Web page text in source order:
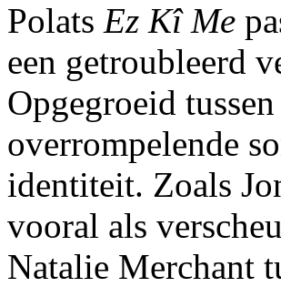
Polats Ez Kî Me
een getroubleerd
Opgegroeid
overrompelende
identiteit. Zoals
vooral als
Natalie Merchant